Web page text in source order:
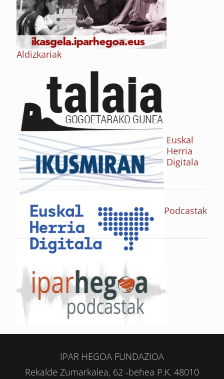
Aldizkariak
Euskal
Herria
Digitala
Podcastak
IPAR HEGOA FUNDAZIOA
Rekalde Zumarkalea, 62 -behea P.K. 48010